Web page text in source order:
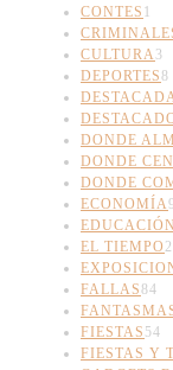
CONTES 1
CULTURA 3
DEPORTES8
DONDE
DONDE
DONDE
ECONOMÍA
EDUCACIÓN
EL TIEMPO 2
FALLAS84
FIESTAS 54
FIESTAS Y